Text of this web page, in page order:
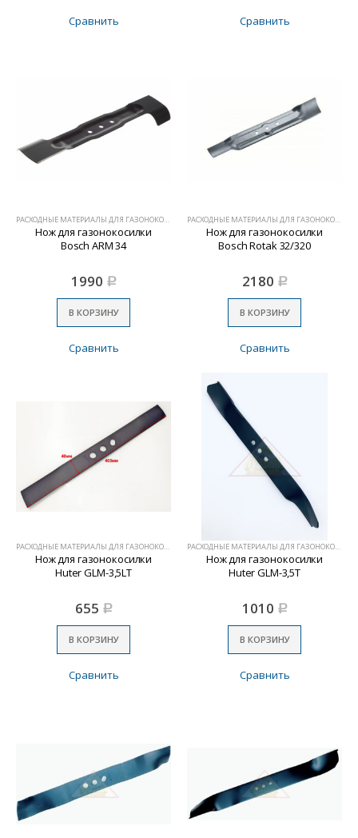
Сравнить Сравнить
РАСХОДНЫЕ МАТЕРИАЛЫ ДЛЯ ГАЗОНОКОСИЛОК
Нож для газонокосилки
Bosch ARM 34
1990 Р
В КОРЗИНУ
Сравнить
РАСХОДНЫЕ МАТЕРИАЛЫ ДЛЯ ГАЗОНОКОСИЛОК
Нож для газонокосилки
Bosch Rotak 32/320
2180 Р
В КОРЗИНУ
Сравнить
РАСХОДНЫЕ МАТЕРИАЛЫ ДЛЯ ГАЗОНОКОСИЛОК
Нож для газонокосилки
Huter GLM-3,5LT
655 Р
В КОРЗИНУ
Сравнить
РАСХОДНЫЕ МАТЕРИАЛЫ ДЛЯ ГАЗОНОКОСИЛОК
Нож для газонокосилки
Huter GLM-3,5Т
1010 Р
В КОРЗИНУ
Сравнить